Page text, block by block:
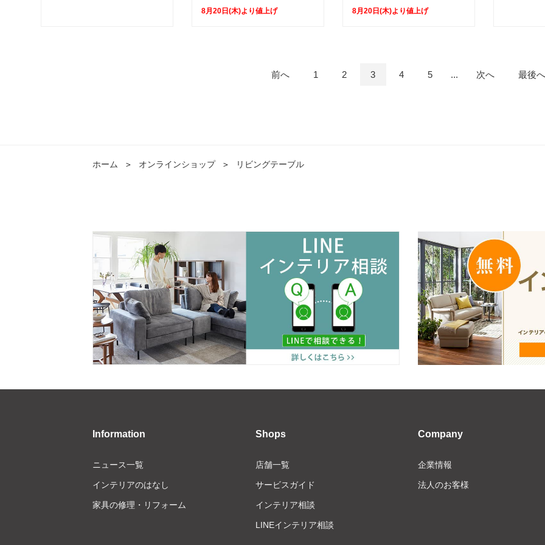
8月20日(木)より値上げ 8月20日(木)より値上げ
前へ 1 2 3 4 5 ... 次へ 最後へ
ホーム ＞ オンラインショップ ＞ リビングテーブル
Information
ニュース一覧
インテリアのはなし
家具の修理・リフォーム
Shops
店舗一覧
サービスガイド
インテリア相談
LINEインテリア相談
Company
企業情報
法人のお客様